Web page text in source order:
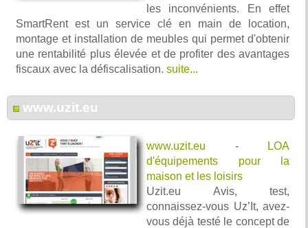
les inconvénients. En effet
SmartRent est un service clé en main de location,
montage et installation de meubles qui permet d'obtenir
une rentabilité plus élevée et de profiter des avantages
fiscaux avec la défiscalisation. suite...
www.uzit.eu
www.uzit.eu -
LOA
d'équipements pour la
maison et les loisirs
Uzit.eu Avis, test,
connaissez-vous Uz’It, avez-
vous déjà testé le concept de